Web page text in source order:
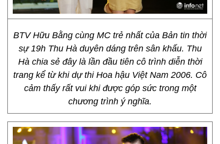
BTV Hữu Bằng cùng MC trẻ nhất của Bản tin thời
sự 19h Thu Hà duyên dáng trên sân khấu. Thu
Hà chia sẻ đây là lần đầu tiên cô trình diễn thời
trang kể từ khi dự thi Hoa hậu Việt Nam 2006. Cô
cảm thấy rất vui khi được góp sức trong một
chương trình ý nghĩa.